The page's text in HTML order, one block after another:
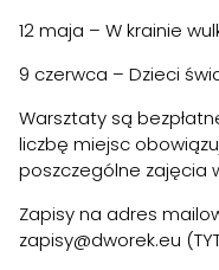
12 maja – W krainie
9 czerwca – Dzieci
Warsztaty są
liczbę miejsc
poszczególne zajęcia
Zapisy na adres
zapisy@dworek.eu